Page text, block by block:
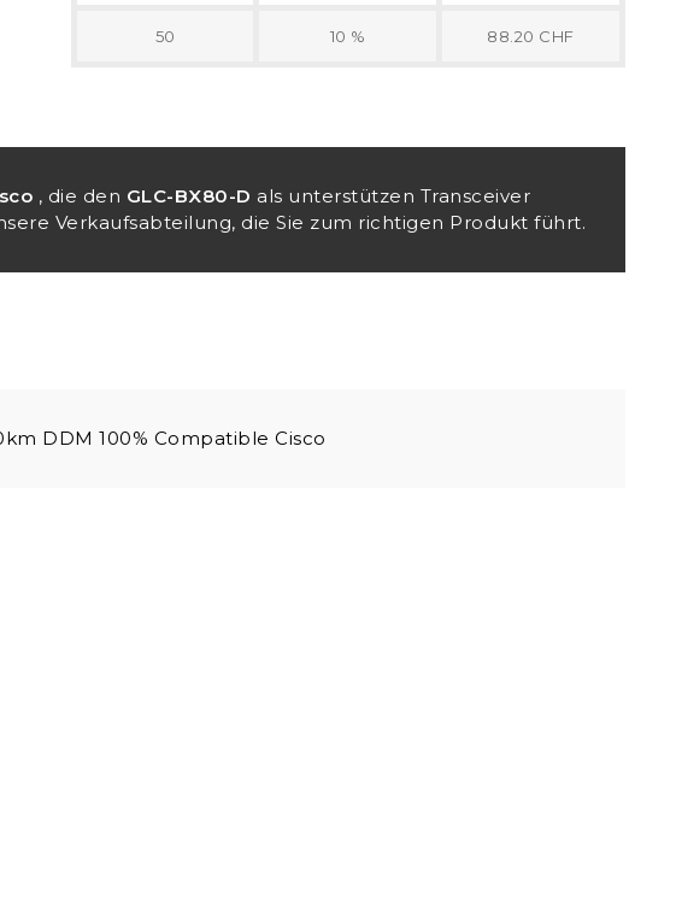
50 10 % 88.20 CHF
, die den GLC-BX80-D als unterstützen Transceiver
Verkaufsabteilung, die Sie zum richtigen Produkt führt.
DDM 100% Compatible Cisco